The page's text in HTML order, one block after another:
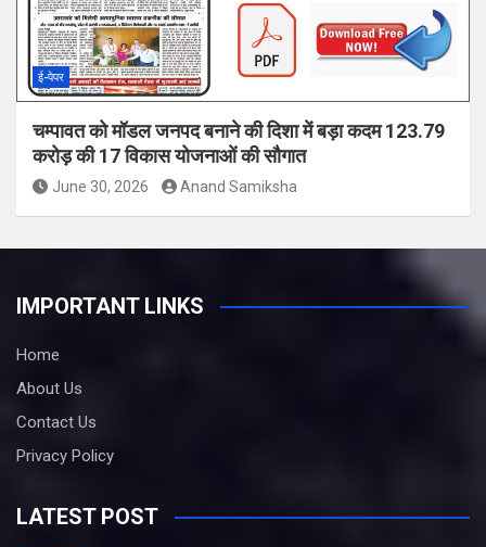
ई-पेपर
चम्पावत को मॉडल जनपद बनाने की दिशा में बड़ा कदम 123.79
करोड़ की 17 विकास योजनाओं की सौगात
June 30, 2026 Anand Samiksha
IMPORTANT LINKS
Home
About Us
Contact Us
Privacy Policy
LATEST POST